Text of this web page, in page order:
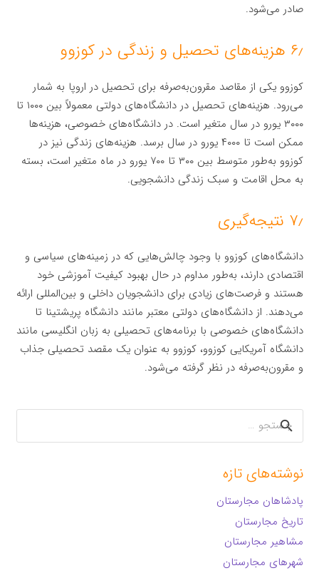
صادر می‌شود.
۶٫ هزینه‌های تحصیل و زندگی در کوزوو
کوزوو یکی از مقاصد مقرون‌به‌صرفه برای تحصیل در اروپا به شمار
می‌رود. هزینه‌های تحصیل در دانشگاه‌های دولتی معمولاً بین ۱۰۰۰ تا
۳۰۰۰ یورو در سال متغیر است. در دانشگاه‌های خصوصی، هزینه‌ها
ممکن است تا ۴۰۰۰ یورو در سال برسد. هزینه‌های زندگی نیز در
کوزوو به‌طور متوسط بین ۳۰۰ تا ۷۰۰ یورو در ماه متغیر است، بسته
به محل اقامت و سبک زندگی دانشجویی.
۷٫ نتیجه‌گیری
دانشگاه‌های کوزوو با وجود چالش‌هایی که در زمینه‌های سیاسی و
اقتصادی دارند، به‌طور مداوم در حال بهبود کیفیت آموزشی خود
هستند و فرصت‌های زیادی برای دانشجویان داخلی و بین‌المللی ارائه
می‌دهند. از دانشگاه‌های دولتی معتبر مانند دانشگاه پریشتینا تا
دانشگاه‌های خصوصی با برنامه‌های تحصیلی به زبان انگلیسی مانند
دانشگاه آمریکایی کوزوو، کوزوو به عنوان یک مقصد تحصیلی جذاب
و مقرون‌به‌صرفه در نظر گرفته می‌شود.
جستجو
برای:
نوشته‌های تازه
پادشاهان مجارستان
تاریخ مجارستان
مشاهیر مجارستان
شهرهای مجارستان